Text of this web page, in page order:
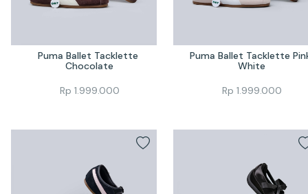
Puma Ballet Tacklette
Chocolate
Rp 1.999.000
Puma Ballet Tacklette
White
Rp 1.999.000